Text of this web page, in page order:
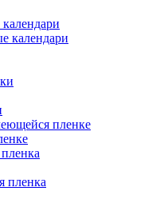
календари
пленке
пленка